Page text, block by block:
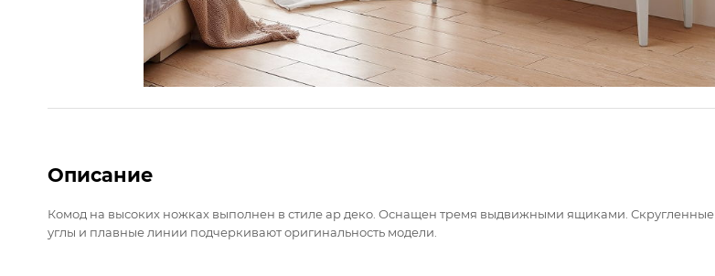
Описание
Комод на высоких ножках выполнен в стиле ар деко. Оснащен тремя выдвижными ящиками. Скругленные
углы и плавные линии подчеркивают оригинальность модели.